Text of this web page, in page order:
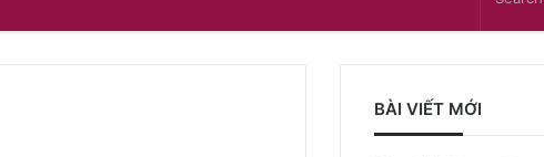
BÀI VIẾT MỚI